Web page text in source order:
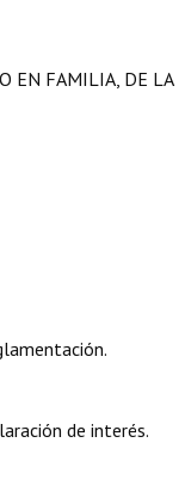
EN FAMILIA, DE LA
de interés.